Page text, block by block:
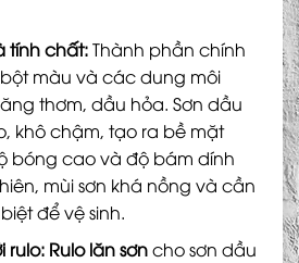
tính chất:Thành phần chính
màu và các dung môi
thơm, dầu hỏa. Sơn dầu
khô chậm, tạo ra bề mặt
bóng cao và độ bám dính
mùi sơn khá nồng và cần
để vệ sinh.
rulo: Rulo lăn sơncho sơn dầu